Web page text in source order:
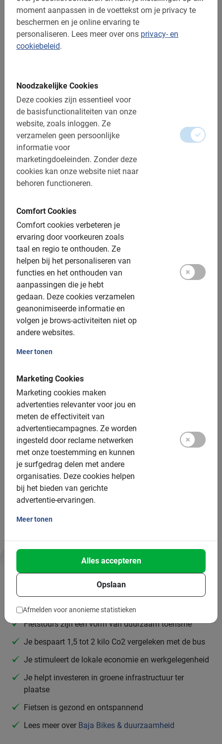
moment aanpassen in de voettekst om je privacy te
beschermen en je online ervaring te
personaliseren. Lees meer over ons privacy- en
cookiebeleid.
Noodzakelijke Cookies
Deze cookies zijn essentieel voor
de basisfunctionaliteiten van onze
website, zoals inloggen. Ze
verzamelen geen persoonlijke
informatie voor
marketingdoeleinden. Zonder deze
cookies kan onze website niet naar
behoren functioneren.
Comfort Cookies
Comfort cookies verbeteren je
ervaring door voorkeuren zoals
taal en regio te onthouden. Ze
helpen bij het personaliseren van
functies en het onthouden van
aanpassingen die je hebt
gedaan. Deze cookies verzamelen
geanonimiseerde informatie en
volgen je brows-activiteiten niet op
andere websites.
Meer tonen
Marketing Cookies
Marketing cookies maken
advertenties relevanter voor jou en
meten de effectiviteit van
advertentiecampagnes. Ze worden
ingesteld door reclame netwerken
met onze toestemming en kunnen
je surfgedrag delen met andere
organisaties. Deze cookies helpen
bij het bieden van gerichte
advertentie-ervaringen.
Meer tonen
Opslaan
Alles accepteren
Afmelden voor anonieme statistieken
Belangrijk om te weten:
Reserveren is verplicht
De betaling is vooraf via de website
Kinderen jonger dan 16 jaar zijn verplicht een helm te
Afstand: ca. 12 km
Toegankelijk voor alle fietsers
Inclusief:
Gebruik van de fiets
Een top ervaring!
Fotomomenten
Extra opties:
Kinderfietsen: 20, 24 en 26 inch
Kinderzitjes: tot 22kg, achterop, €5,- toeslag
Tag along beschikbaar
Tandems: Niet beschikbaar
Elektrische fiets: beschikbaar, €20,- toeslag (de stad
Helmen: Beschikbaar, verplicht voor kinderen onder
16 jaar
Groepsgrootte:
Boekbaar voor groepen van: 2 tot 200 deelnemers
Gemiddelde groepsgrootte: 8 deelnemers
Minimum aantal: 2 deelnemers
Per 12 deelnemers wordt een extra gids ingezet
Duurzaamheid & MVO
Daarom is deze tour goed voor jou en de planeet:
Fietstours zijn een vorm van duurzaam toerisme
Je bespaart 1,5 tot 2 kilo Co2 vergeleken met de bus
Je stimuleert de lokale economie en werkgelegenheid
Je helpt investeren in groene infrastructuur ter
plaatse
Fietsen is gezond en ontspannend
Lees meer over Baja Bikes & duurzaamheid